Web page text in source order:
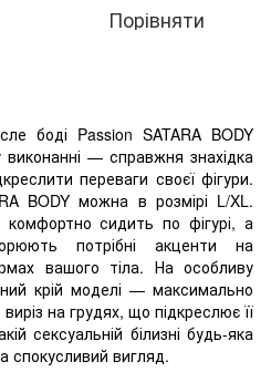
Порівняти
боді Passion SATARA BODY
— справжня знахідка
переваги своєї фігури.
BODY можна в розмірі L/XL.
сидить по фігурі, а
потрібні акценти на
вашого тіла. На особливу
крій моделі — максимально
на грудях, що підкреслює її
сексуальній білизні будь-яка
спокусливий вигляд.